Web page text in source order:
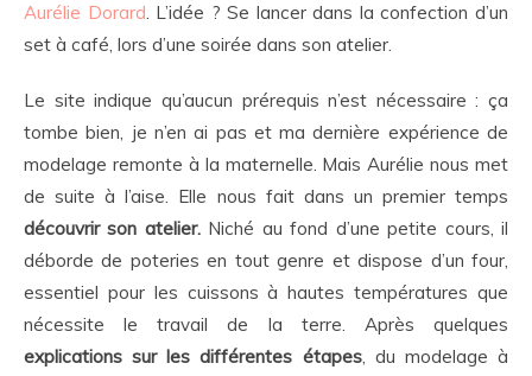
Aurélie Dorard. L’idée ? Se lancer dans la confection d’un
set à café, lors d’une soirée dans son atelier.
Le site indique qu’aucun prérequis n’est nécessaire : ça
tombe bien, je n’en ai pas et ma dernière expérience de
modelage remonte à la maternelle. Mais Aurélie nous met
de suite à l’aise. Elle nous fait dans un premier temps
découvrir son atelier.Niché au fond d’une petite cours, il
déborde de poteries en tout genre et dispose d’un four,
essentiel pour les cuissons à hautes températures que
nécessite le travail de la terre. Après quelques
explications sur les différentes étapes, du modelage à